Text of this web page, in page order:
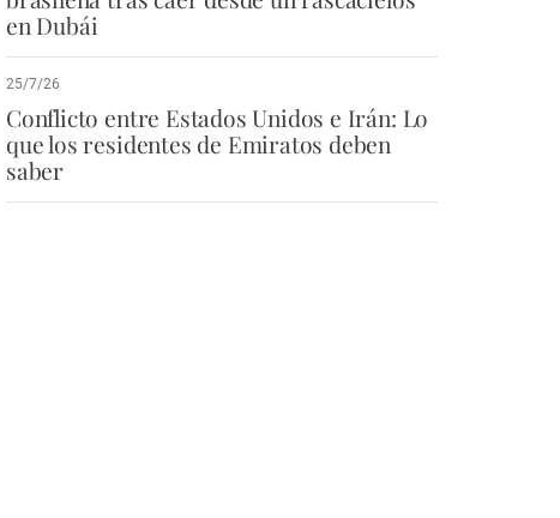
en Dubái
25/7/26
Conflicto entre Estados Unidos e Irán: Lo
que los residentes de Emiratos deben
saber